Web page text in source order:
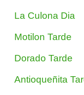
La Culona Dia
Motilon Tarde
Dorado Tarde
Antioqueñita